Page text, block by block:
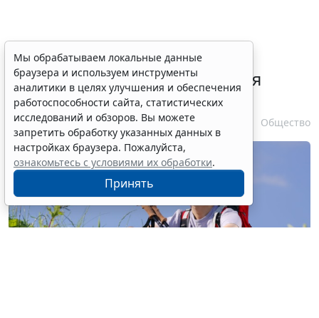
В РФ урегулировали вопросы
использования с/х земель для
сельского туризма
7 августа 2026 16:18 Общество
Мы обрабатываем локальные данные
браузера и используем инструменты
аналитики в целях улучшения и обеспечения
работоспособности сайта, статистических
исследований и обзоров. Вы можете
запретить обработку указанных данных в
настройках браузера. Пожалуйста,
ознакомьтесь с условиями их обработки.
Принять